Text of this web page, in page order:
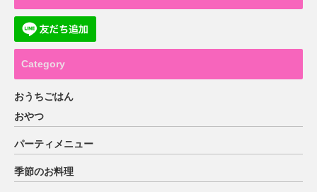
Category
おうちごはん
おやつ
パーティメニュー
季節のお料理